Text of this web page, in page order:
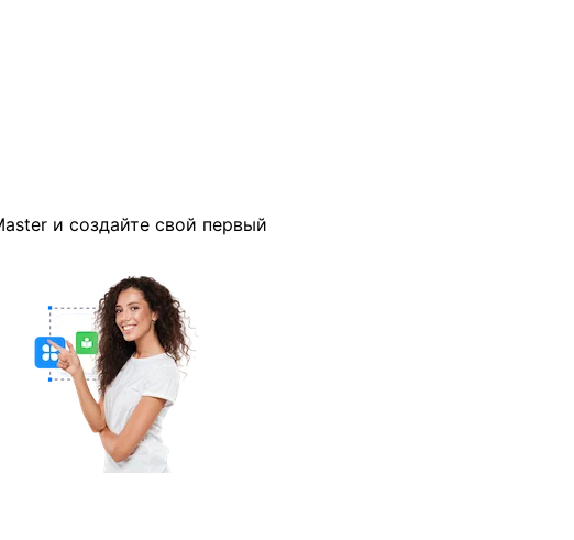
и создайте свой первый